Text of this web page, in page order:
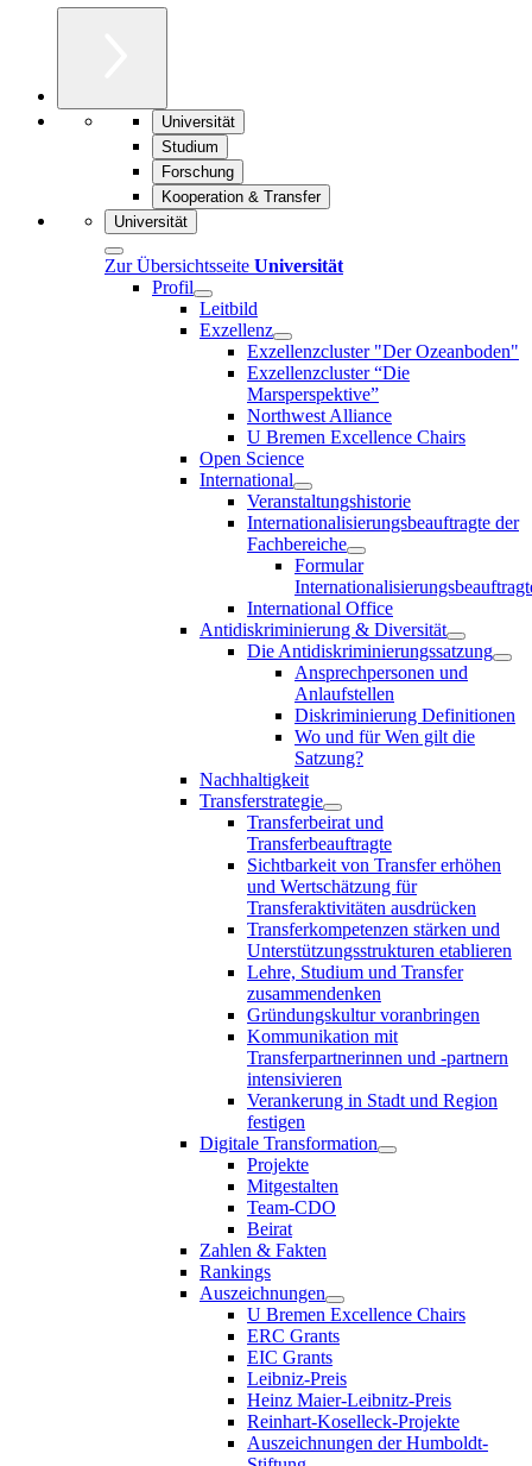
Universität
Studium
Forschung
Kooperation & Transfer
Universität
Zur Übersichtsseite Universität
Profil
Leitbild
Exzellenz
Exzellenzcluster "Der Ozeanboden"
Exzellenzcluster “Die
Marsperspektive”
Northwest Alliance
U Bremen Excellence Chairs
Open Science
International
Veranstaltungshistorie
Internationalisierungsbeauftragte der
Fachbereiche
Formular
International Office
Antidiskriminierung & Diversität
Die Antidiskriminierungssatzung
Ansprechpersonen und
Anlaufstellen
Diskriminierung Definitionen
Wo und für Wen gilt die
Satzung?
Nachhaltigkeit
Transferstrategie
Transferbeirat und
Transferbeauftragte
Sichtbarkeit von Transfer erhöhen
und Wertschätzung für
Transferaktivitäten ausdrücken
Transferkompetenzen stärken und
Unterstützungsstrukturen etablieren
Lehre, Studium und Transfer
zusammendenken
Gründungskultur voranbringen
Kommunikation mit
Transferpartnerinnen und -partnern
intensivieren
Verankerung in Stadt und Region
festigen
Digitale Transformation
Projekte
Mitgestalten
Team-CDO
Beirat
Zahlen & Fakten
Rankings
Auszeichnungen
U Bremen Excellence Chairs
ERC Grants
EIC Grants
Leibniz-Preis
Heinz Maier-Leibnitz-Preis
Reinhart-Koselleck-Projekte
Auszeichnungen der Humboldt-